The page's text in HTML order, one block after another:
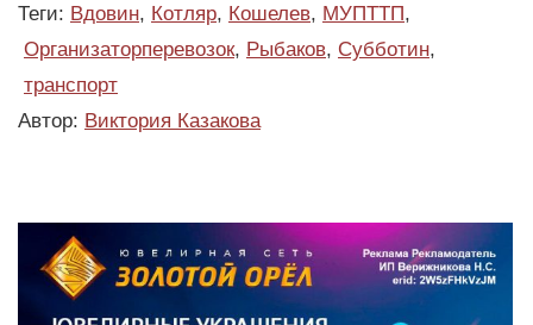
Теги: Вдовин, Котляр, Кошелев, МУПТТП,
Организаторперевозок, Рыбаков, Субботин,
транспорт
Автор: Виктория Казакова